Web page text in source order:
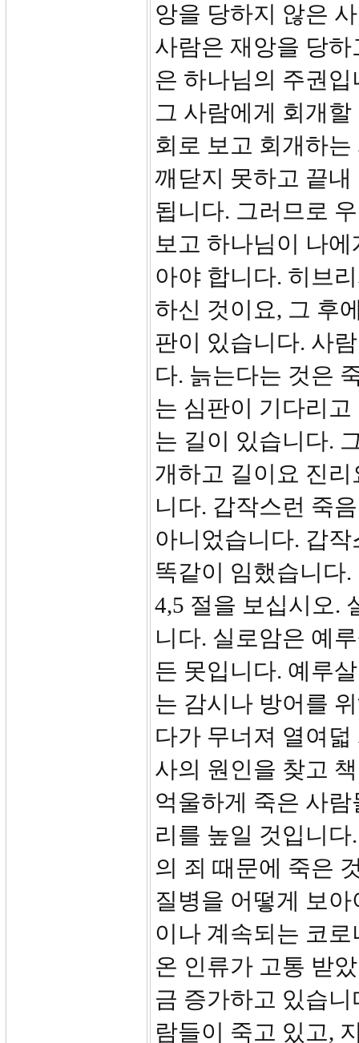
앙을 당하지 않은
사람은 재앙을 당
은 하나님의 주권
그 사람에게 회개
회로 보고 회개하
깨닫지 못하고 끝
됩니다. 그러므로
보고 하나님이 나
아야 합니다. 히브
하신 것이요, 그 후
판이 있습니다. 사
다. 늙는다는 것은
는 심판이 기다리
는 길이 있습니다.
개하고 길이요 진
니다. 갑작스런 죽
아니었습니다. 갑
똑같이 임했습니다.
4,5 절을 보십시오.
니다. 실로암은 예
든 못입니다. 예루
는 감시나 방어를
다가 무너져 열여
사의 원인을 찾고
억울하게 죽은 사
리를 높일 것입니
의 죄 때문에 죽은
질병을 어떻게 보
이나 계속되는 코
온 인류가 고통 받
금 증가하고 있습
람들이 죽고 있고,